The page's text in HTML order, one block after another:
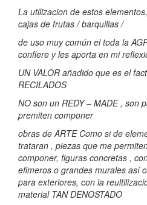
La utilizacion de estos
cajas de frutas / barquillas /
de uso muy común el toda la
confiere y les aporta en mi
UN VALOR añadido que es el
RECILADOS
NO son un REDY – MADE , son
premiten componer
obras de ARTE Como si de
trataran , piezas que me
componer, figuras concretas ,
efimeros o grandes murales así
para exteriores, con la
material TAN DENOSTADO